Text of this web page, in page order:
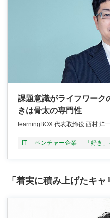
課題意識がライフワーク
きは骨太の専門性
learningBOX 代表取締役 西村 洋
IT ベンチャー企業 「好き
「着実に積み上げたキ